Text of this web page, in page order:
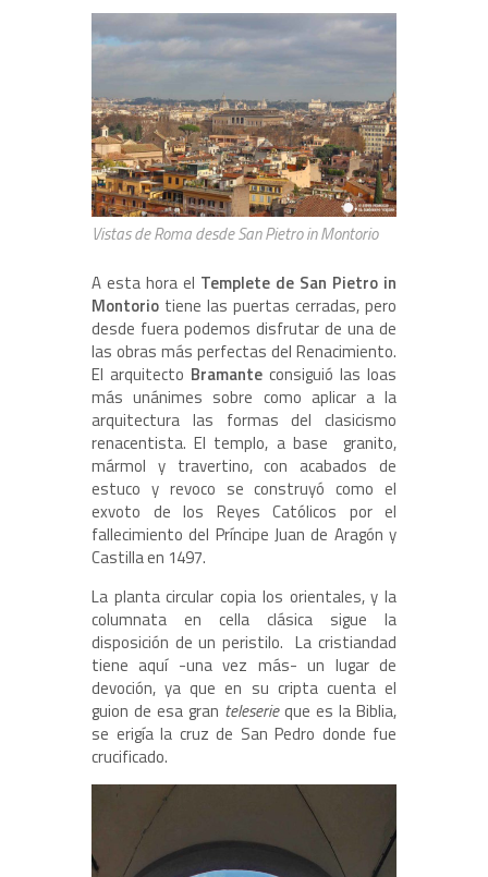
Vistas de Roma desde San Pietro in Montorio
A esta hora el Templete de San Pietro in
Montorio tiene las puertas cerradas, pero
desde fuera podemos disfrutar de una de
las obras más perfectas del Renacimiento.
El arquitecto Bramante consiguió las loas
más unánimes sobre como aplicar a la
arquitectura las formas del clasicismo
renacentista. El templo, a base granito,
mármol y travertino, con acabados de
estuco y revoco se construyó como el
exvoto de los Reyes Católicos por el
fallecimiento del Príncipe Juan de Aragón y
Castilla en 1497.
La planta circular copia los orientales, y la
columnata en cella clásica sigue la
disposición de un peristilo. La cristiandad
tiene aquí -una vez más- un lugar de
devoción, ya que en su cripta cuenta el
guion de esa gran teleserieque es la Biblia,
se erigía la cruz de San Pedro donde fue
crucificado.